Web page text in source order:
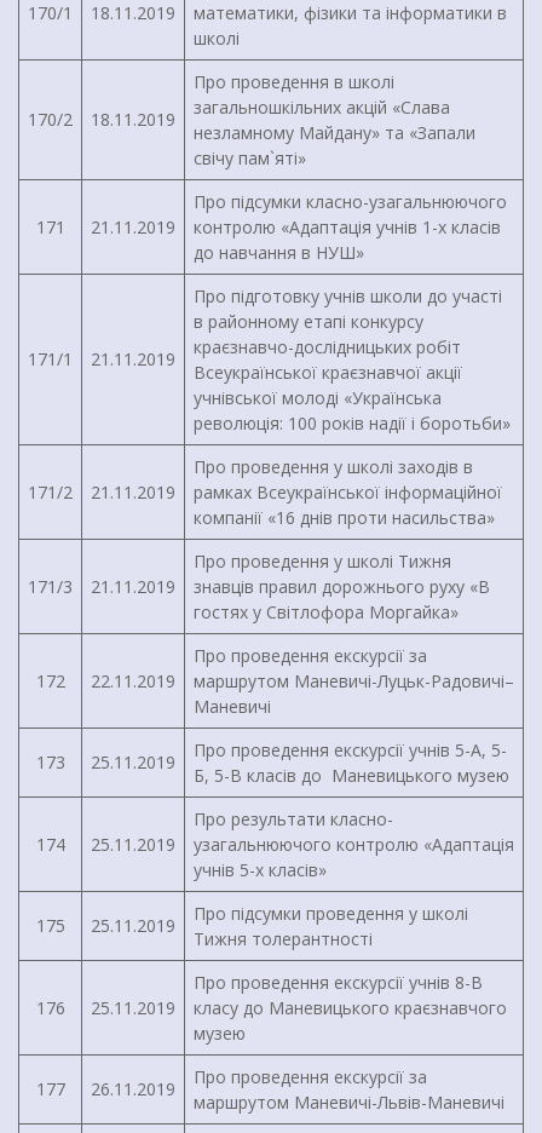
170/1 18.11.2019
математики, фізики та інформатики в
школі
170/2 18.11.2019
Про проведення в школі
загальношкільних акцій «Слава
незламному Майдану» та «Запали
свічу пам`яті»
171 21.11.2019
Про підсумки класно-узагальнюючого
контролю «Адаптація учнів 1-х класів
до навчання в НУШ»
171/1 21.11.2019
Про підготовку учнів школи до участі
в районному етапі конкурсу
краєзнавчо-дослідницьких робіт
Всеукраїнської краєзнавчої акції
учнівської молоді «Українська
революція: 100 років надії і боротьби»
171/2 21.11.2019
Про проведення у школі заходів в
рамках Всеукраїнської інформаційної
компанії «16 днів проти насильства»
171/3 21.11.2019
Про проведення у школі Тижня
знавців правил дорожнього руху «В
гостях у Світлофора Моргайка»
172 22.11.2019
Про проведення екскурсії за
маршрутом Маневичі-Луцьк-Радовичі–
Маневичі
173 25.11.2019
Про проведення екскурсії учнів 5-А, 5-
Б, 5-В класів до Маневицького музею
174 25.11.2019
Про результати класно-
узагальнюючого контролю «Адаптація
учнів 5-х класів»
175 25.11.2019
Про підсумки проведення у школі
Тижня толерантності
176 25.11.2019
Про проведення екскурсії учнів 8-В
класу до Маневицького краєзнавчого
музею
177 26.11.2019
Про проведення екскурсії за
маршрутом Маневичі-Львів-Маневичі